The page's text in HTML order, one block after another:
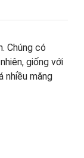
Chúng có
giống với
nhiều măng